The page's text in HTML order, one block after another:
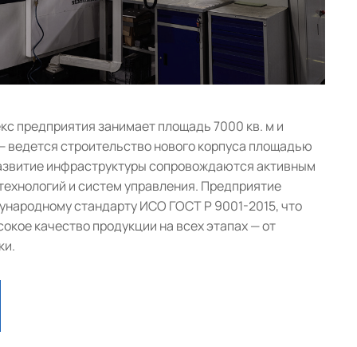
предприятия занимает площадь 7000 кв. м и
строительство нового корпуса площадью
инфраструктуры сопровождаются активным
и систем управления. Предприятие
стандарту ИСО ГОСТ Р 9001-2015, что
качество продукции на всех этапах — от